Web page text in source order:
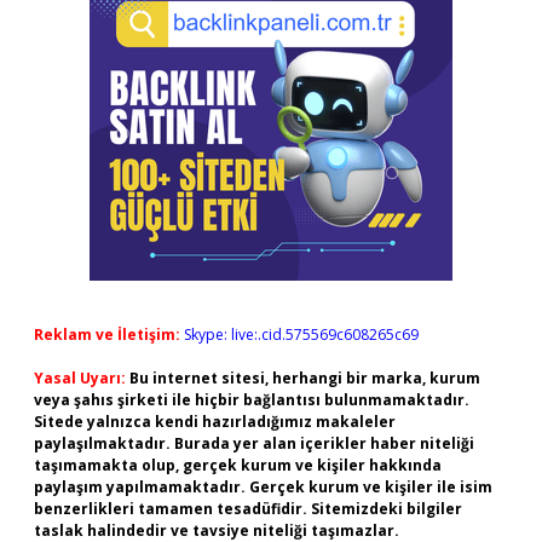
Reklam ve İletişim: Skype: live:.cid.575569c608265c69
Yasal Uyarı: Bu internet sitesi, herhangi bir marka, kurum
veya şahıs şirketi ile hiçbir bağlantısı bulunmamaktadır.
Sitede yalnızca kendi hazırladığımız makaleler
paylaşılmaktadır. Burada yer alan içerikler haber niteliği
taşımamakta olup, gerçek kurum ve kişiler hakkında
paylaşım yapılmamaktadır. Gerçek kurum ve kişiler ile isim
benzerlikleri tamamen tesadüfidir. Sitemizdeki bilgiler
taslak halindedir ve tavsiye niteliği taşımazlar.